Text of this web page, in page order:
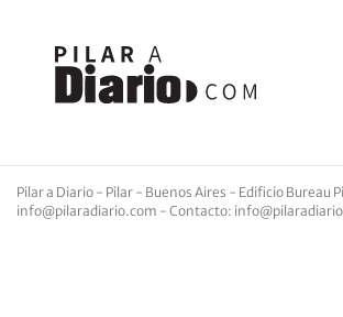
Pilar a Diario - Pilar - Buenos Aires - Edificio Bureau
info@pilaradiario.com - Contacto: